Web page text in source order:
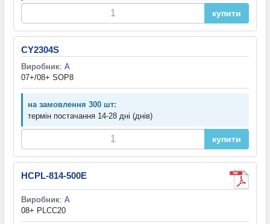
купити
CY2304S
Виробник: A
07+/08+ SOP8
на замовлення 300 шт:
термін постачання 14-28 дні (днів)
купити
HCPL-814-500E
Виробник: A
08+ PLCC20